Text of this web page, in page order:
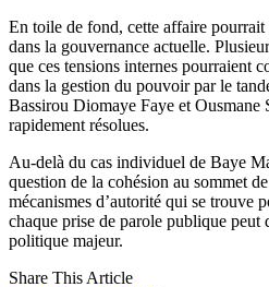
En toile de fond, cette affaire pourrait
dans la gouvernance actuelle.
que ces tensions internes pourraient
dans la gestion du pouvoir par le
Bassirou Diomaye Faye et Ousmane
rapidement résolues.
Au-delà du cas individuel de Baye
question de la cohésion au sommet
mécanismes d’autorité qui se trouve
chaque prise de parole publique peut
politique majeur.
Share This Article